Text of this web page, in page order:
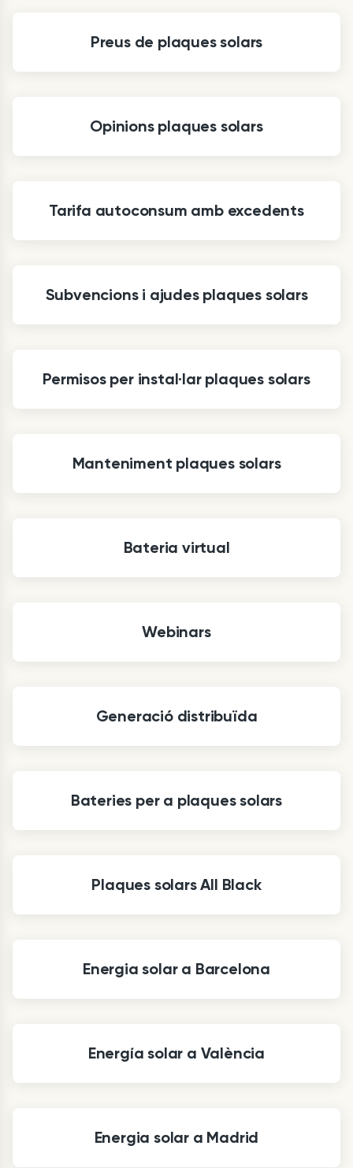
Preus de plaques solars
Opinions plaques solars
Tarifa autoconsum amb excedents
Subvencions i ajudes plaques solars
Permisos per instal·lar plaques solars
Manteniment plaques solars
Bateria virtual
Webinars
Generació distribuïda
Bateries per a plaques solars
Plaques solars All Black
Energia solar a Barcelona
Energía solar a València
Energia solar a Madrid